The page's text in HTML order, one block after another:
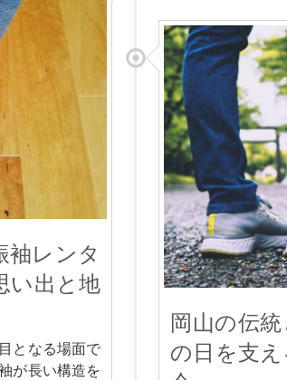
袖レンタ
い出と地
となる場面で
が長い構造を
岡山の伝
の日を支